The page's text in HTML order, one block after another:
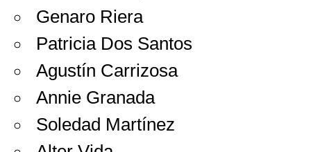
Genaro Riera
Patricia Dos Santos
Agustín Carrizosa
Annie Granada
Soledad Martínez